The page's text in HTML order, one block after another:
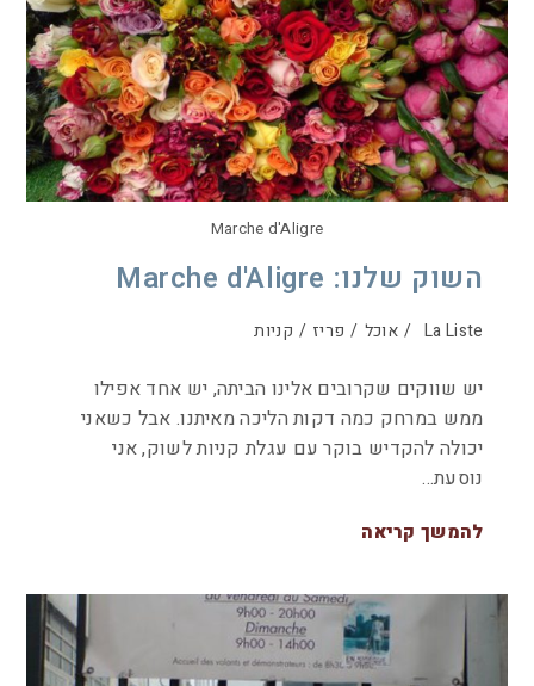
Marche d'Aligre
השוק שלנו: Marche d'Aligre
La Liste
/ אוכל / פריז / קניות
יש שווקים שקרובים אלינו הביתה, יש אחד אפילו
ממש במרחק כמה דקות הליכה מאיתנו. אבל כשאני
יכולה להקדיש בוקר עם עגלת קניות לשוק, אני
נוסעת…
להמשך קריאה